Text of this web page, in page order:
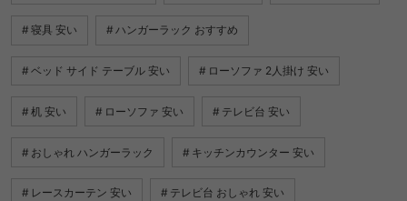
寝具 安い ハンガーラック おすすめ
ベッド サイド テーブル 安い ローソファ 2人掛け 安い
机 安い ローソファ 安い テレビ台 安い
おしゃれ ハンガーラック キッチンカウンター 安い
レースカーテン 安い テレビ台 おしゃれ 安い